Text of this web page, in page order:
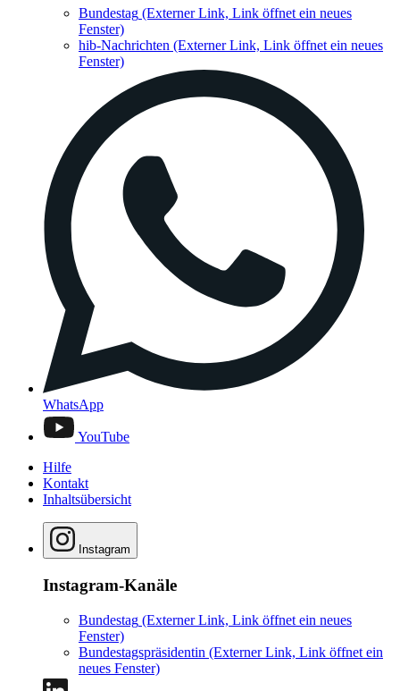
Bundestag (Externer Link, Link öffnet ein neues
Fenster)
hib-Nachrichten (Externer Link, Link öffnet ein neues
Fenster)
WhatsApp
YouTube
Hilfe
Kontakt
Inhaltsübersicht
Instagram
Instagram-Kanäle
Bundestag (Externer Link, Link öffnet ein neues
Fenster)
Bundestagspräsidentin (Externer Link, Link öffnet ein
neues Fenster)